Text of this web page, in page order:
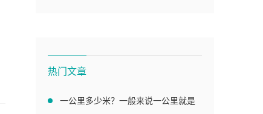
热门文章
一公里多少米？一般来说一公里就是